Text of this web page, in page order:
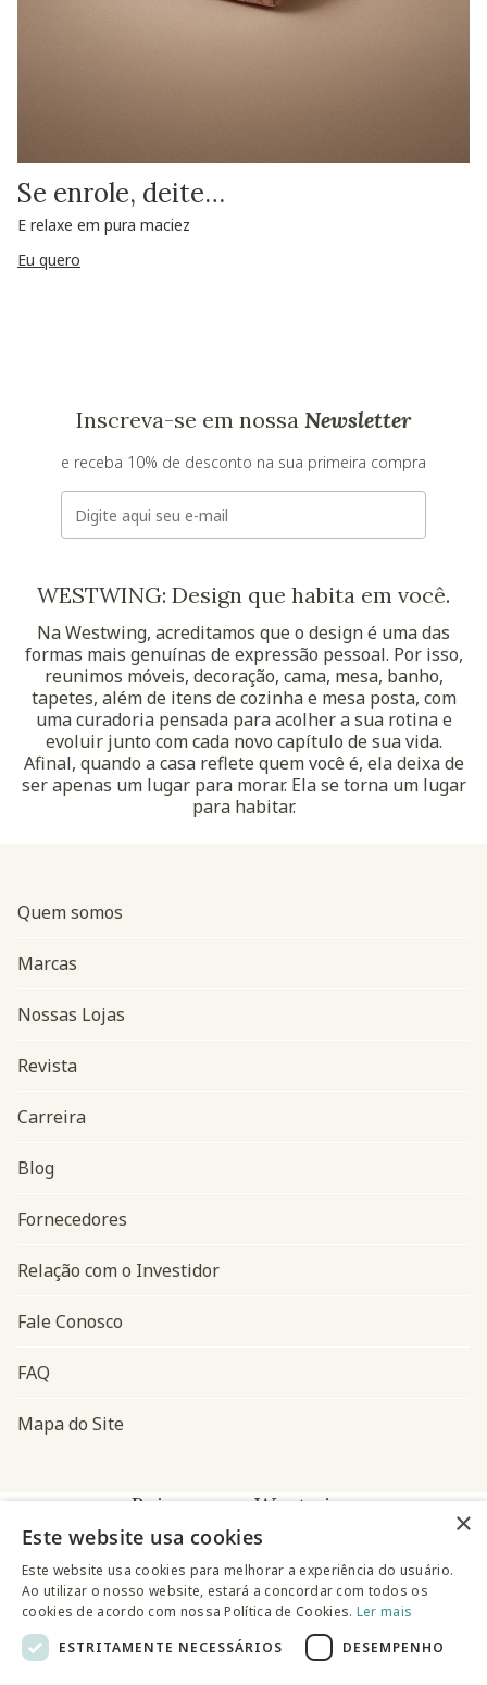
Se enrole, deite…
E relaxe em pura maciez
Eu quero
Inscreva-se em nossa Newsletter
e receba 10% de desconto na sua primeira compra
E-mail
WESTWING: Design que habita em você.
Na Westwing, acreditamos que o design é uma das
formas mais genuínas de expressão pessoal. Por isso,
reunimos móveis, decoração, cama, mesa, banho,
tapetes, além de itens de cozinha e mesa posta, com
uma curadoria pensada para acolher a sua rotina e
evoluir junto com cada novo capítulo de sua vida.
Afinal, quando a casa reflete quem você é, ela deixa de
ser apenas um lugar para morar. Ela se torna um lugar
para habitar.
Navegação do rodapé
Quem somos
Marcas
Nossas Lojas
Revista
Carreira
Blog
Fornecedores
Relação com o Investidor
Fale Conosco
FAQ
Mapa do Site
Baixe o app Westwing
×
Este website usa cookies
Este website usa cookies para melhorar a experiência do usuário.
Ao utilizar o nosso website, estará a concordar com todos os
cookies de acordo com nossa Política de Cookies. Ler mais
ESTRITAMENTE NECESSÁRIOS
DESEMPENHO